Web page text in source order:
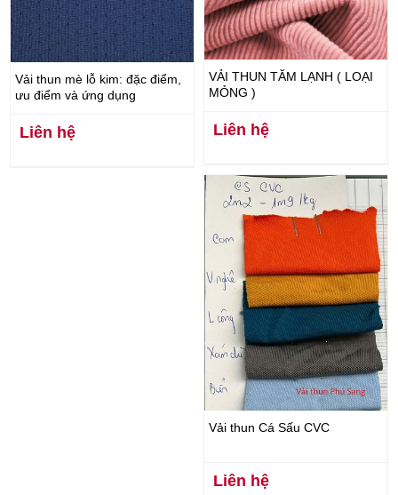
Vải thun mè lỗ kim: đặc điểm,
ưu điểm và ứng dụng
Liên hệ
VẢI THUN TĂM LẠNH ( LOẠI
MỎNG )
Liên hệ
Vải thun Cá Sấu CVC
Liên hệ